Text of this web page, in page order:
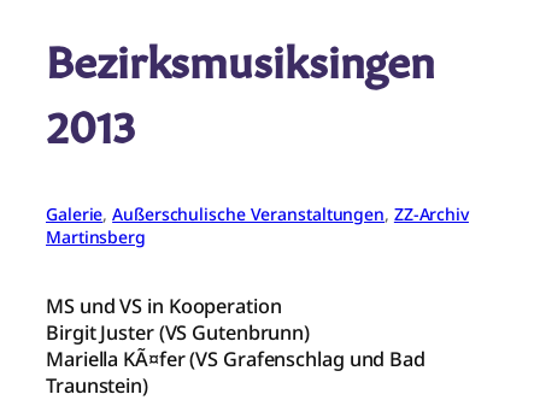
Bezirksmusiksingen
2013
Galerie, Außerschulische Veranstaltungen, ZZ-Archiv
Martinsberg
MS und VS in Kooperation
Birgit Juster (VS Gutenbrunn)
Mariella KÃ¤fer (VS Grafenschlag und Bad
Traunstein)